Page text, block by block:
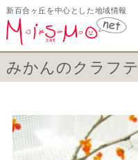
新百合ヶ丘を中心とした地域情報
みかんのクラフ